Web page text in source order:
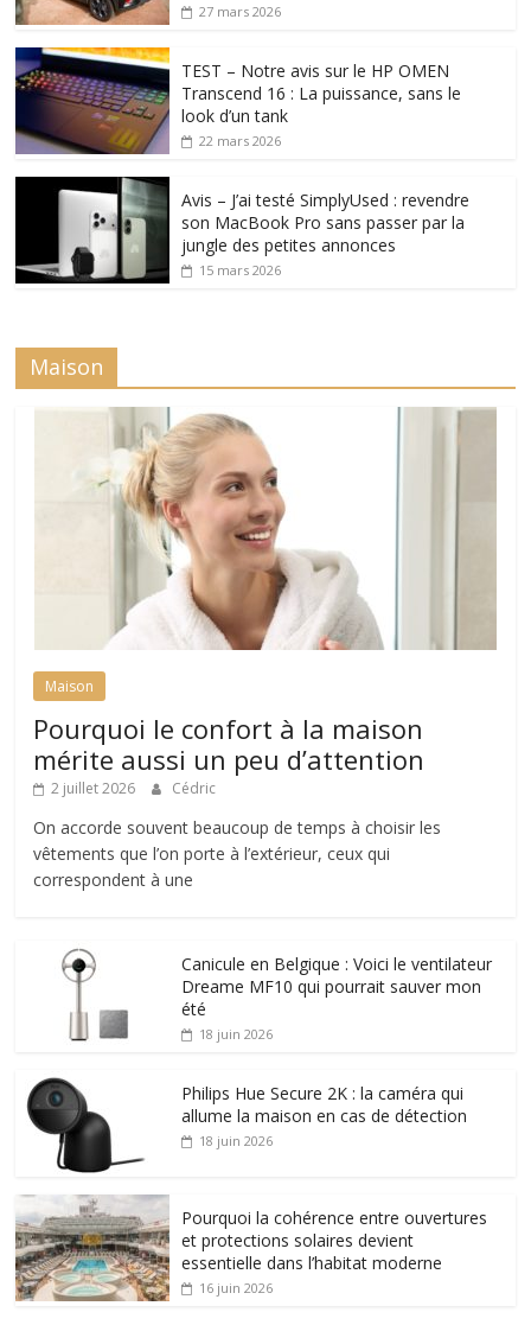
27 mars 2026
TEST – Notre avis sur le HP OMEN
Transcend 16 : La puissance, sans le
look d’un tank
22 mars 2026
Avis – J’ai testé SimplyUsed : revendre
son MacBook Pro sans passer par la
jungle des petites annonces
15 mars 2026
Maison
Maison
Pourquoi le confort à la maison
mérite aussi un peu d’attention
2 juillet 2026 Cédric
On accorde souvent beaucoup de temps à choisir les
vêtements que l’on porte à l’extérieur, ceux qui
correspondent à une
Canicule en Belgique : Voici le ventilateur
Dreame MF10 qui pourrait sauver mon
été
18 juin 2026
Philips Hue Secure 2K : la caméra qui
allume la maison en cas de détection
18 juin 2026
Pourquoi la cohérence entre ouvertures
et protections solaires devient
essentielle dans l’habitat moderne
16 juin 2026